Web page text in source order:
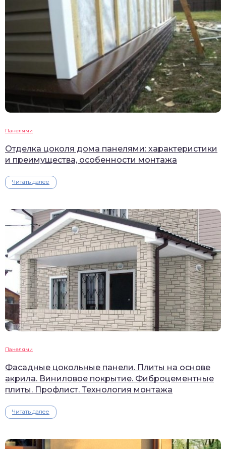
Панелями
Отделка цоколя дома панелями: характеристики
и преимущества, особенности монтажа
Читать далее
Панелями
Фасадные цокольные панели. Плиты на основе
акрила. Виниловое покрытие. Фиброцементные
плиты. Профлист. Технология монтажа
Читать далее